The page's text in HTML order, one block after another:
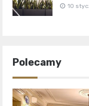
10
Polecamy